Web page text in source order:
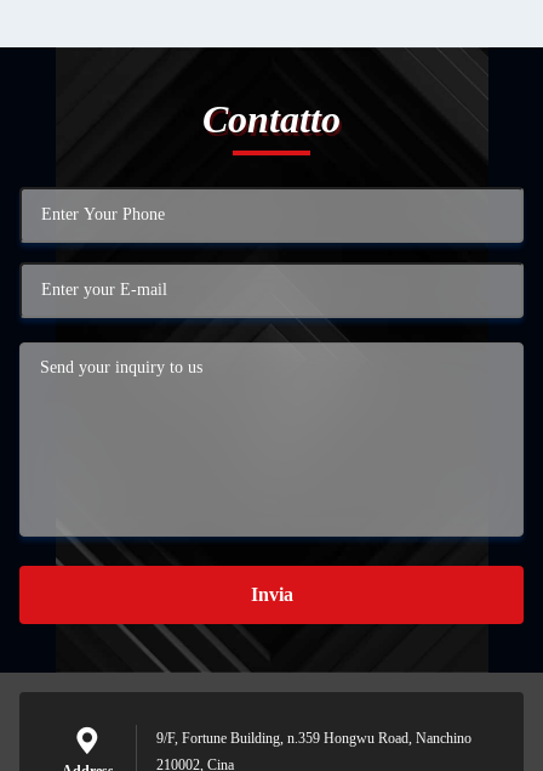
Contatto
Invia
9/F, Fortune Building, n.359 Hongwu Road, Nanchino
210002, Cina